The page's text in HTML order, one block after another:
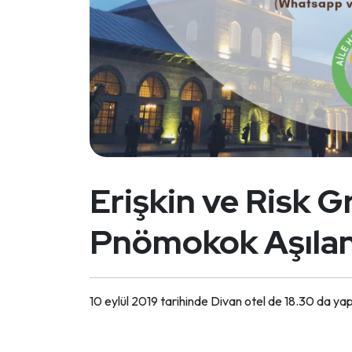
Erişkin ve Risk
Pnömokok
10 eylül 2019 tarihinde Divan otel de 18.30 da